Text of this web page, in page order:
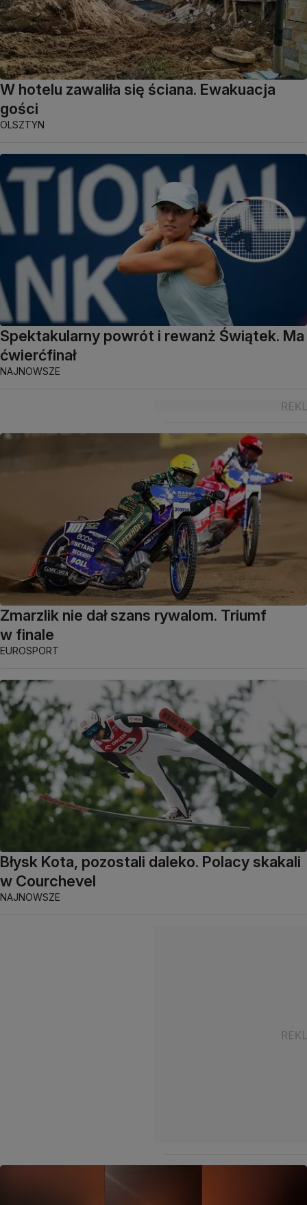
W hotelu zawaliła się ściana. Ewakuacja
gości
OLSZTYN
Spektakularny powrót i rewanż Świątek. Ma
ćwierćfinał
NAJNOWSZE
Zmarzlik nie dał szans rywalom. Triumf
w finale
EUROSPORT
Błysk Kota, pozostali daleko. Polacy skakali
w Courchevel
NAJNOWSZE